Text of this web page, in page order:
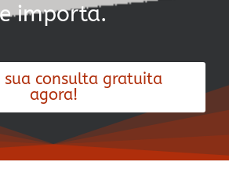
importa.
sua consulta gratuita
agora!